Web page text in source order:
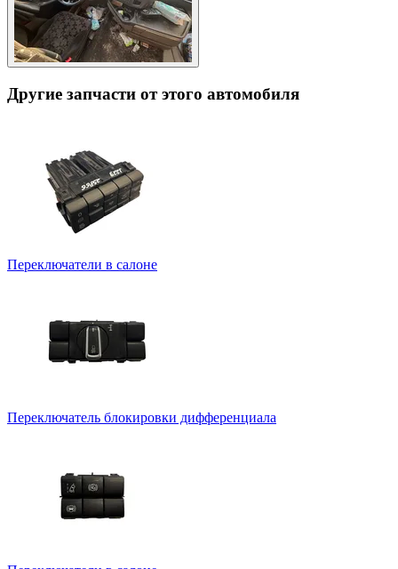
Другие запчасти от этого автомобиля
Переключатели в салоне
Переключатель блокировки дифференциала